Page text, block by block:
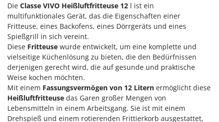
Kompressoren für Ernte und Baumschnitt
Kreiseleggen
Küchenreiben - elektrisch
Kükenaufzuchtboxen
L
Laderampe aus Aluminium
Laubsauger - Laubbläser
Laubsauger auf Rädern
Effeuno
Einhell
Elegen
Energy Gruppi
Enotecnica Pillan
Eschenfelder
EuroMech
Eurosystems
Die Classe VIVO Heißluftfritteuse 12 l ist ein
multifunktionales Gerät, das die Eigenschaften einer
Fritteuse, eines Backofens, eines Dörrgeräts und eines
Spießgrill in sich vereint.
Diese Fritteuse wurde entwickelt, um eine komplette und
vielseitige Küchenlösung zu bieten, die den Bedürfnissen
derjenigen gerecht wird, die auf gesunde und praktische
Weise kochen möchten.
Mit einem Fassungsvermögen von 12 Litern ermöglicht diese
Heißluftfritteuse das Garen großer Mengen von
Lebensmitteln in einem Arbeitsgang. Sie ist mit einem
Drehspieß und einem rotierenden Frittierkorb ausgestattet,